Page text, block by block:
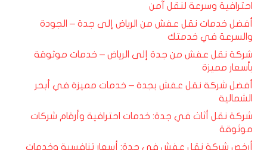
احترافية وسرعة لنقل آمن
أفضل خدمات نقل عفش من الرياض إلى جدة – الجودة
والسرعة في خدمتك
شركة نقل عفش من جدة إلى الرياض – خدمات موثوقة
بأسعار مميزة
أفضل شركة نقل عفش بجدة – خدمات مميزة في أبحر
الشمالية
شركة نقل أثاث في جدة: خدمات احترافية وأرقام شركات
موثوقة
أرخص شركة نقل عفش في جدة: أسعار تنافسية وخدمات